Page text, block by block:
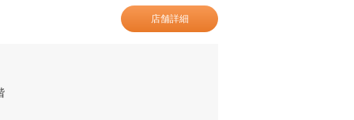
店舗詳細